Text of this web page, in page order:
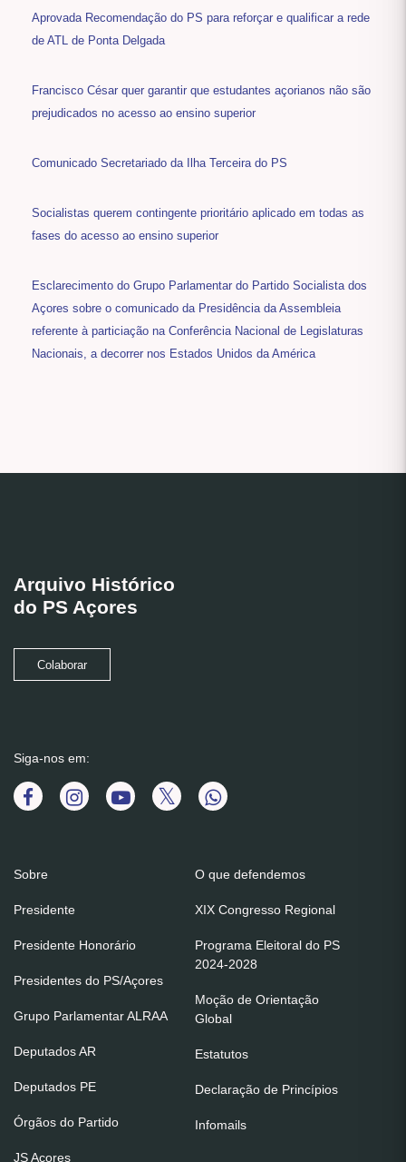
Aprovada Recomendação do PS para reforçar e qualificar a rede
de ATL de Ponta Delgada
Francisco César quer garantir que estudantes açorianos não são
prejudicados no acesso ao ensino superior
Comunicado Secretariado da Ilha Terceira do PS
Socialistas querem contingente prioritário aplicado em todas as
fases do acesso ao ensino superior
Esclarecimento do Grupo Parlamentar do Partido Socialista dos
Açores sobre o comunicado da Presidência da Assembleia
referente à particiação na Conferência Nacional de Legislaturas
Nacionais, a decorrer nos Estados Unidos da América
Arquivo Histórico
do PS Açores
Colaborar
Siga-nos em:
Sobre
Presidente
Presidente Honorário
Presidentes do PS/Açores
Grupo Parlamentar ALRAA
Deputados AR
Deputados PE
Órgãos do Partido
JS Açores
O que defendemos
XIX Congresso Regional
Programa Eleitoral do PS
2024-2028
Moção de Orientação
Global
Estatutos
Declaração de Princípios
Infomails